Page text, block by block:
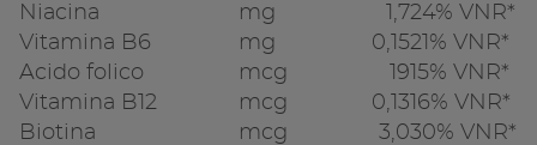
Niacina
mg 1,724% VNR*
Vitamina B6
mg 0,1521% VNR*
Acido folico
mcg 19 15% VNR*
Vitamina B12
mcg 0,13 16% VNR*
Biotina
mcg 3,030% VNR*